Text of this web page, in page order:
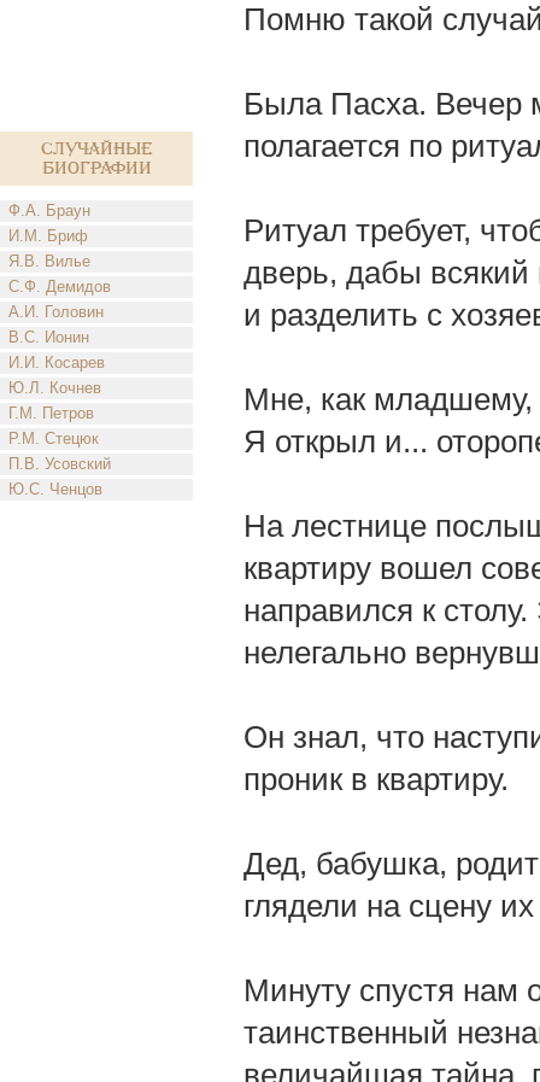
Случайные
биографии
Ф.А. Браун
И.М. Бриф
Я.В. Вилье
С.Ф. Демидов
А.И. Головин
В.С. Ионин
И.И. Косарев
Ю.Л. Кочнев
Г.М. Петров
Р.М. Стецюк
П.В. Усовский
Ю.С. Ченцов
Помню такой
Была Пасха. Вечер
полагается по
Ритуал требует,
дверь, дабы всякий
и разделить с
Мне, как младшему,
Я открыл и...
На лестнице
квартиру вошел
направился к
нелегально
Он знал, что
проник в квартиру.
Дед, бабушка,
глядели на сцену
Минуту спустя нам
таинственный
величайшая тайна,